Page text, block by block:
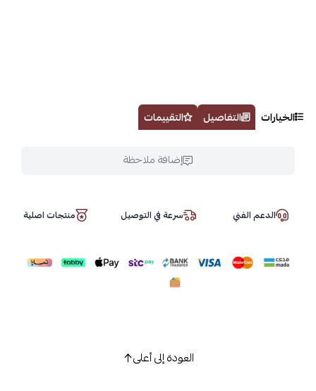
الخيارات التفاصيل التقييمات
إضافة ملاحظة
الدعم الفني سرعة في التوصيل منتجات اصلية
العودة إلى أعلى